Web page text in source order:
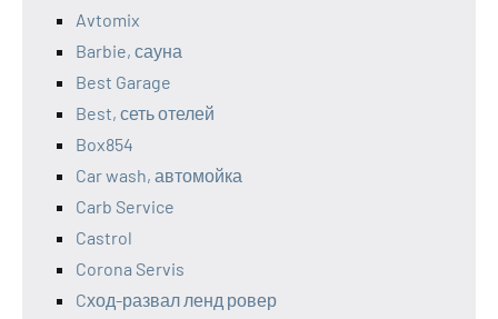
Avtomix
Barbie, сауна
Best Garage
Best, сеть отелей
Box854
Car wash, автомойка
Carb Service
Castrol
Corona Servis
Cход-развал ленд ровер